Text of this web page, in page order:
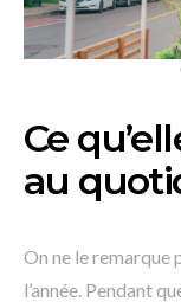
Ce
au
On ne le remarque
l’année. Pendant